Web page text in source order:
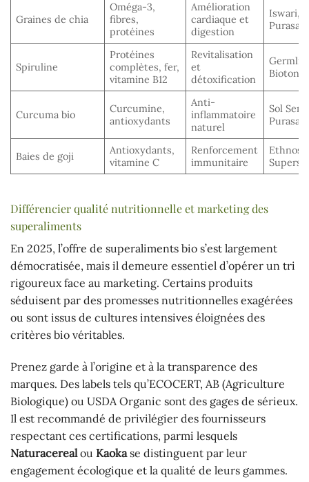
Graines de chia
Oméga-3,
fibres,
protéines
Amélioration
cardiaque et
digestion
Iswari,
Spiruline
Protéines
complètes, fer,
vitamine B12
Revitalisation
et
détoxification
Biotona
Curcuma bio
Curcumine,
antioxydants
Anti-
inflammatoire
naturel
Sol
Baies de goji
Antioxydants,
vitamine C
Renforcement
immunitaire
Différencier qualité nutritionnelle et marketing des
superaliments
En 2025, l’offre de superaliments bio s’est largement
démocratisée, mais il demeure essentiel d’opérer un tri
rigoureux face au marketing. Certains produits
séduisent par des promesses nutritionnelles exagérées
ou sont issus de cultures intensives éloignées des
critères bio véritables.
Prenez garde à l’origine et à la transparence des
marques. Des labels tels qu’ECOCERT, AB (Agriculture
Biologique) ou USDA Organic sont des gages de sérieux.
Il est recommandé de privilégier des fournisseurs
respectant ces certifications, parmi lesquels
Naturacerealou Kaokase distinguent par leur
engagement écologique et la qualité de leurs gammes.